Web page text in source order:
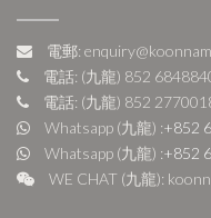
電郵:
電話: (九龍) 852
電話: (九龍) 852
Whatsapp (九龍) :+852
Whatsapp (九龍) :+852
WE CHAT (九龍):